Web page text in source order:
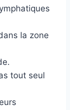
la zone
tout seul